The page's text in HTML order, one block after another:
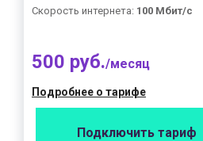
Скорость интернета: 100 Мбит/с
500 руб./месяц
Подробнее о тарифе
Подключить тариф